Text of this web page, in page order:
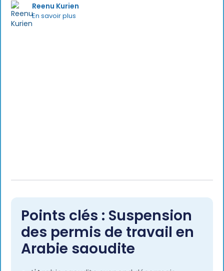
Reenu Kurien
En savoir plus
Points clés : Suspension
des permis de travail en
Arabie saoudite